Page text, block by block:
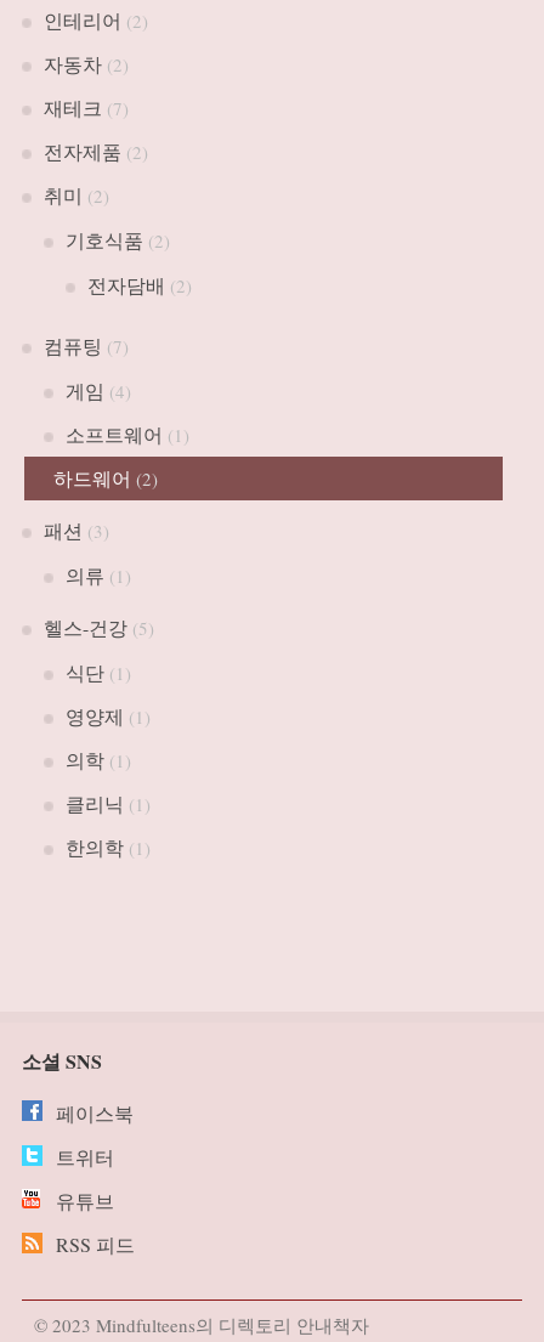
인테리어 (2)
자동차(2)
재테크 (7)
전자제품 (2)
취미 (2)
기호식품 (2)
전자담배 (2)
컴퓨팅 (7)
게임 (4)
소프트웨어 (1)
하드웨어 (2)
패션 (3)
의류 (1)
헬스-건강(5)
식단(1)
영양제 (1)
의학(1)
클리닉 (1)
한의학(1)
소셜 SNS
페이스북
트위터
유튜브
RSS 피드
© 2023 Mindfulteens의 디렉토리 안내책자